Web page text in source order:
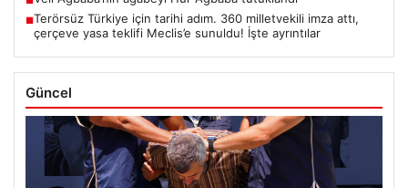
■Terörsüz Türkiye için tarihi adım. 360 milletvekili imza attı,
çerçeve yasa teklifi Meclis’e sunuldu! İşte ayrıntılar
Güncel